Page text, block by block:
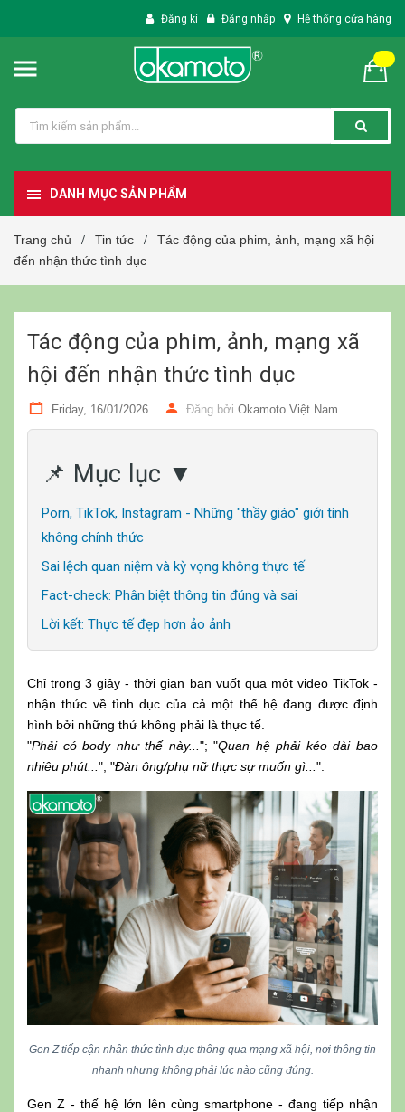
Đăng kí Đăng nhập Hệ thống cửa hàng
DANH MỤC SẢN PHẨM
Trang chủ / Tin tức /
Tác động của phim, ảnh, mạng xã hội
đến nhận thức tình dục
Tác động của phim, ảnh, mạng xã
hội đến nhận thức tình dục
Friday, 16/01/2026 Đăng bởi Okamoto Việt Nam
📌 Mục lục ▼
Porn, TikTok, Instagram - Những "thầy giáo" giới tính
không chính thức
Sai lệch quan niệm và kỳ vọng không thực tế
Fact-check: Phân biệt thông tin đúng và sai
Lời kết: Thực tế đẹp hơn ảo ảnh
Chỉ trong 3 giây - thời gian bạn vuốt qua một video TikTok -
nhận thức về tình dục của cả một thế hệ đang được định
hình bởi những thứ không phải là thực tế.
"Phải có body như thế này... "; "Quan hệ phải kéo dài bao
nhiêu phút... "; "Đàn ông/phụ nữ thực sự muốn gì... ".
Gen Z tiếp cận nhận thức tình dục thông qua mạng xã hội, nơi thông tin
nhanh nhưng không phải lúc nào cũng đúng.
Gen Z - thế hệ lớn lên cùng smartphone - đang tiếp nhận